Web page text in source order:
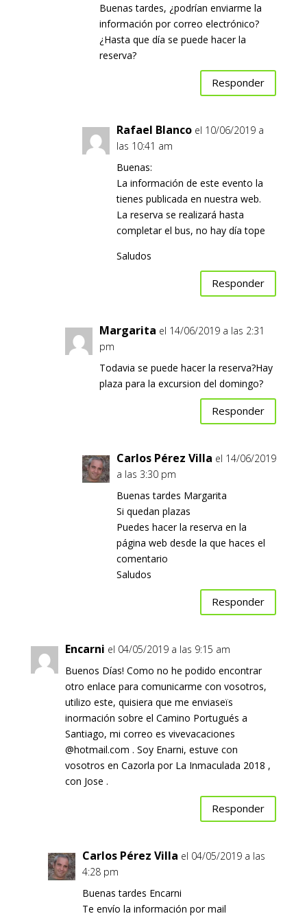
Buenas tardes, ¿podrían enviarme la
información por correo electrónico?
¿Hasta que día se puede hacer la
reserva?
Responder
Rafael Blanco el 10/06/2019 a
las 10:41 am
Buenas:
La información de este evento la
tienes publicada en nuestra web.
La reserva se realizará hasta
completar el bus, no hay día tope
Saludos
Responder
Margarita el 14/06/2019 a las 2:31
pm
Todavia se puede hacer la reserva?Hay
plaza para la excursion del domingo?
Responder
Carlos Pérez Villa el 14/06/2019
a las 3:30 pm
Buenas tardes Margarita
Si quedan plazas
Puedes hacer la reserva en la
página web desde la que haces el
comentario
Saludos
Responder
Encarni el 04/05/2019 a las 9:15 am
Buenos Días! Como no he podido encontrar
otro enlace para comunicarme con vosotros,
utilizo este, quisiera que me enviaseïs
inormación sobre el Camino Portugués a
Santiago, mi correo es vivevacaciones
@hotmail.com . Soy Enarni, estuve con
vosotros en Cazorla por La Inmaculada 2018 ,
con Jose .
Responder
Carlos Pérez Villa el 04/05/2019 a las
4:28 pm
Buenas tardes Encarni
Te envío la información por mail